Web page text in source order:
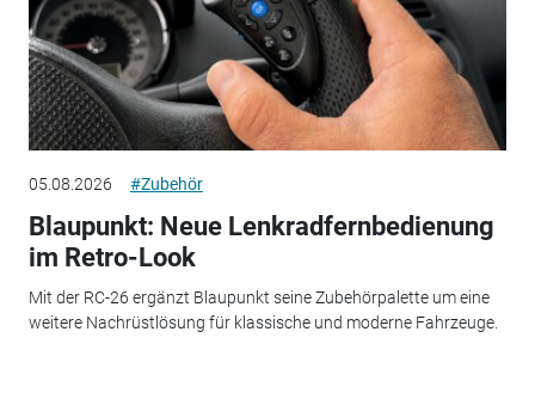
05.08.2026 #Zubehör
Blaupunkt: Neue Lenkradfernbedienung
im Retro-Look
Mit der RC-26 ergänzt Blaupunkt seine Zubehörpalette um eine
weitere Nachrüstlösung für klassische und moderne Fahrzeuge.